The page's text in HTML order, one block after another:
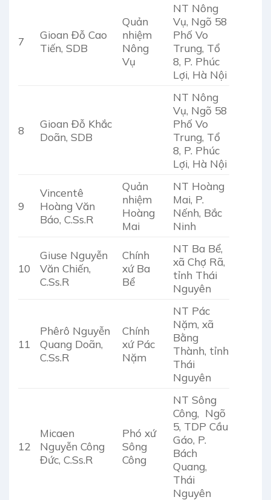
7
Gioan Đỗ Cao
Tiến, SDB
Quản
nhiệm
Nông
Vụ
NT Nông
Vụ, Ngõ 58
Phố Vo
Trung, Tổ
8, P. Phúc
Lợi, Hà Nội
8
Gioan Đỗ Khắc
Doãn, SDB
NT Nông
Vụ, Ngõ 58
Phố Vo
Trung, Tổ
8, P. Phúc
Lợi, Hà Nội
9
Vincentê
Hoàng Văn
Báo, C.Ss.R
Quản
nhiệm
Hoàng
Mai
NT Hoàng
Mai, P.
Nếnh, Bắc
Ninh
10
Giuse Nguyễn
Văn Chiến,
C.Ss.R
Chính
xứ Ba
Bể
NT Ba Bể,
xã Chợ Rã,
tỉnh Thái
Nguyên
11
Phêrô Nguyễn
Quang Doãn,
C.Ss.R
Chính
xứ Pác
Nặm
NT Pác
Nặm, xã
Bằng
Thành, tỉnh
Thái
Nguyên
12
Micaen
Nguyễn Công
Đức, C.Ss.R
Phó xứ
Sông
Công
NT Sông
Công, Ngõ
5, TDP Cầu
Gáo, P.
Bách
Quang,
Thái
Nguyên